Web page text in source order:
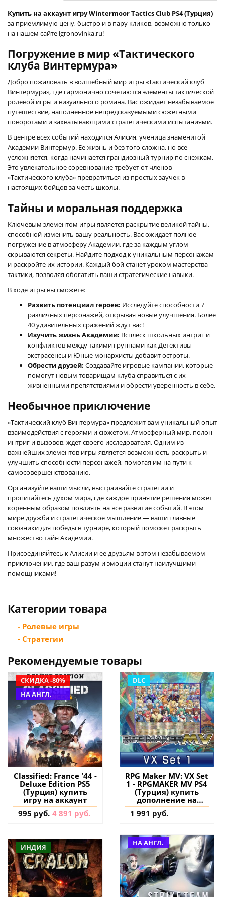
Купить на аккаунт игру Wintermoor Tactics Club PS4 (Турция)
за приемлимую цену, быстро и в пару кликов, возможно только
на нашем сайте igronovinka.ru!
Погружение в мир «Тактического
клуба Винтермура»
Добро пожаловать в волшебный мир игры «Тактический клуб
Винтермура», где гармонично сочетаются элементы тактической
ролевой игры и визуального романа. Вас ожидает незабываемое
путешествие, наполненное непредсказуемыми сюжетными
поворотами и захватывающими стратегическими испытаниями.
В центре всех событий находится Алисия, ученица знаменитой
Академии Винтермур. Ее жизнь и без того сложна, но все
усложняется, когда начинается грандиозный турнир по снежкам.
Это увлекательное соревнование требует от членов
«Тактического клуба» превратиться из простых заучек в
настоящих бойцов за честь школы.
Тайны и моральная поддержка
Ключевым элементом игры является раскрытие великой тайны,
способной изменить вашу реальность. Вас ожидает полное
погружение в атмосферу Академии, где за каждым углом
скрываются секреты. Найдите подход к уникальным персонажам
и раскройте их истории. Каждый бой станет уроком мастерства
тактики, позволяя обогатить ваши стратегические навыки.
В ходе игры вы сможете:
Развить потенциал героев: Исследуйте способности 7
различных персонажей, открывая новые улучшения. Более
40 удивительных сражений ждут вас!
Изучить жизнь Академии: Всплеск школьных интриг и
конфликтов между такими группами как Детективы-
экстрасенсы и Юные монархисты добавит остроты.
Обрести друзей: Создавайте игровые кампании, которые
помогут новым товарищам клуба справиться с их
жизненными препятствиями и обрести уверенность в себе.
Необычное приключение
«Тактический клуб Винтермура» предложит вам уникальный опыт
взаимодействия с героями и сюжетом. Атмосферный мир, полон
интриг и вызовов, ждет своего исследователя. Одним из
важнейших элементов игры является возможность раскрыть и
улучшить способности персонажей, помогая им на пути к
самосовершенствованию.
Организуйте ваши мысли, выстраивайте стратегии и
пропитайтесь духом мира, где каждое принятие решения может
коренным образом повлиять на все развитие событий. В этом
мире дружба и стратегическое мышление — ваши главные
союзники для победы в турнире, который поможет раскрыть
множество тайн Академии.
Присоединяйтесь к Алисии и ее друзьям в этом незабываемом
приключении, где ваш разум и эмоции станут наилучшими
помощниками!
Категории товара
- Ролевые игры
- Стратегии
Рекомендуемые товары
СКИДКА -80%
НА АНГЛ.
Classified: France '44 -
Deluxe Edition PS5
(Турция) купить
игру на аккаунт
995 руб. 4 891 руб.
DLC
RPG Maker MV: VX Set
1 - RPGMAKER MV PS4
(Турция) купить
дополнение на
аккаунт
1 991 руб.
ИНДИЯ НА АНГЛ.